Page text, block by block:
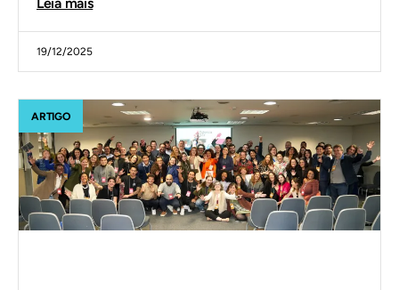
Leia mais
19/12/2025
ARTIGO